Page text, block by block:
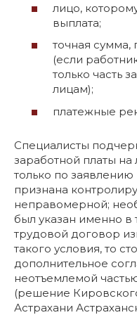
лицо,
выплата;
точная
(если
только часть
лицам);
платежные
Специалисты
заработной платы на
только по
признана
неправомерной;
был указан именно
трудовой договор
такого условия, то
дополнительное
неотъемлемой
(решение
Астрахани